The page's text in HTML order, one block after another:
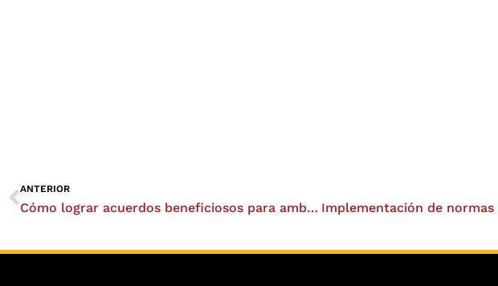
Ant
ANTERIOR
Cómo lograr acuerdos beneficiosos para ambas partes en las negociaciones colectivas